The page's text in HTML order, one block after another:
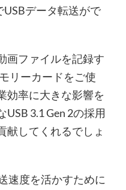
データ転送がで
画ファイルを記録す
リーカードをご使
効率に大きな影響を
3.1 Gen 2の採用
献してくれるでしょ
速度を活かすために